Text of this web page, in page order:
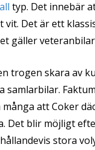
typ. Det innebär
vit. Det är ett
gäller
trogen skara av
samlarbilar.
att Coker
Det blir möjligt
stora